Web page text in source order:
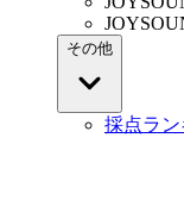
その他
採点ラ